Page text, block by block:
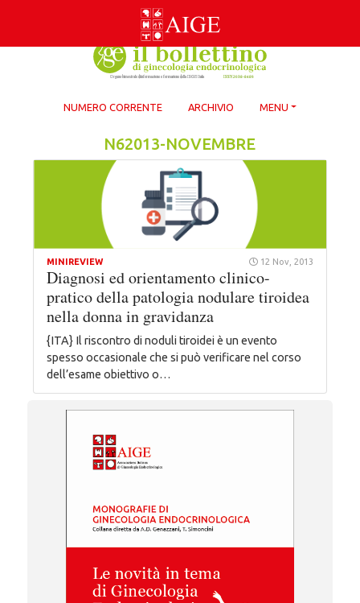
NUMERO CORRENTE ARCHIVIO MENU
N62013-NOVEMBRE
MINIREVIEW 12 Nov, 2013
Diagnosi ed orientamento clinico-
pratico della patologia nodulare tiroidea
nella donna in gravidanza
{ITA} Il riscontro di noduli tiroidei è un evento
spesso occasionale che si può verificare nel corso
dell’esame obiettivo o…